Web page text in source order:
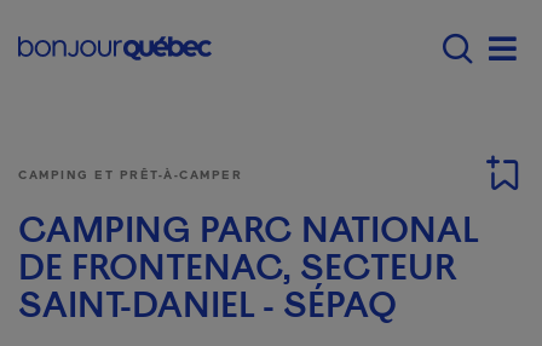
Main navigation -
CAMPING ET PRÊT-À-CAMPER
CAMPING PARC NATIONAL
DE FRONTENAC, SECTEUR
SAINT-DANIEL - SÉPAQ